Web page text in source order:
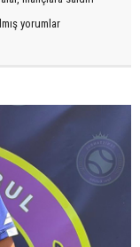
yorumlar